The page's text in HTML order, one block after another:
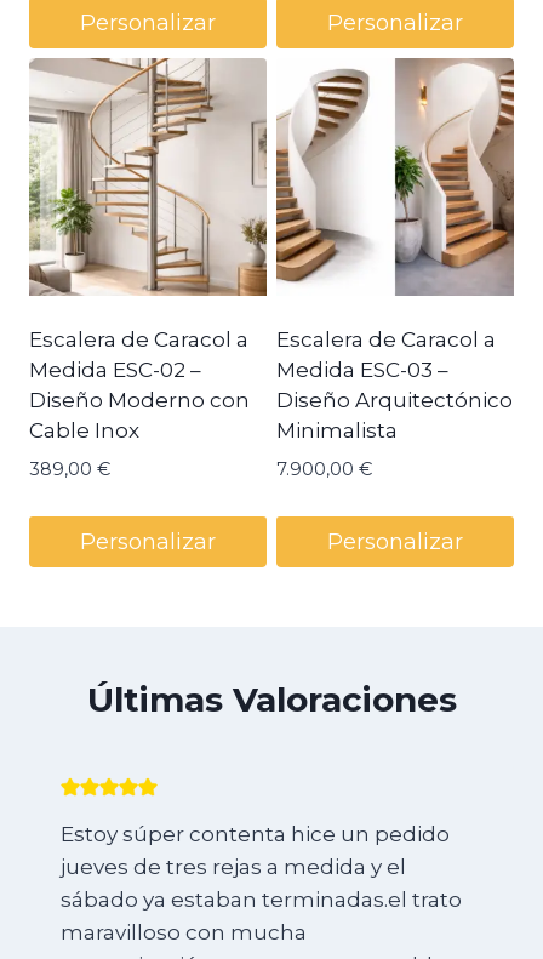
Personalizar Personalizar
Escalera de Caracol a
Medida ESC-02 –
Diseño Moderno con
Cable Inox
389,00 €
Personalizar
Escalera de Caracol a
Medida ESC-03 –
Diseño Arquitectónico
Minimalista
7.900,00 €
Personalizar
Últimas Valoraciones
Estoy súper contenta hice un pedido
jueves de tres rejas a medida y el
sábado ya estaban terminadas.el trato
maravilloso con mucha